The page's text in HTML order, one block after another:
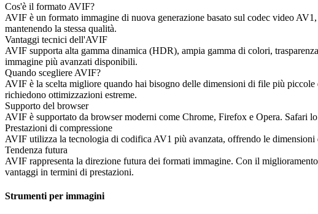
Cos'è il formato AVIF?
AVIF è un formato immagine di nuova generazione basato sul codec video
mantenendo la stessa qualità.
Vantaggi tecnici dell'AVIF
AVIF supporta alta gamma dinamica (HDR), ampia gamma di colori,
immagine più avanzati disponibili.
Quando scegliere AVIF?
AVIF è la scelta migliore quando hai bisogno delle dimensioni di file più
richiedono ottimizzazioni estreme.
Supporto del browser
AVIF è supportato da browser moderni come Chrome, Firefox e Opera. Safari
Prestazioni di compressione
AVIF utilizza la tecnologia di codifica AV1 più avanzata, offrendo le
Tendenza futura
AVIF rappresenta la direzione futura dei formati immagine. Con il
vantaggi in termini di prestazioni.
Strumenti per immagini